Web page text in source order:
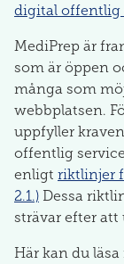
digital offentlig
MediPrep är
som är öppen
många som
webbplatsen.
uppfyller
offentlig
enligt riktlinjer
2.1.) Dessa
strävar efter att
Här kan du